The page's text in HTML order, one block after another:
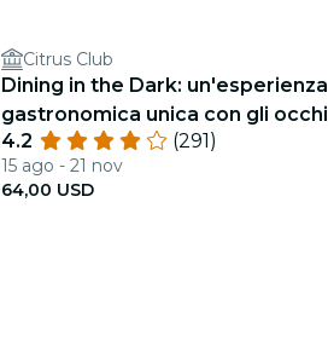
Citrus Club
Dining in the Dark: un'esperienza
gastronomica unica con gli occhi
bendati al Citrus Club
4.2 (291)
15 ago - 21 nov
64,00 USD